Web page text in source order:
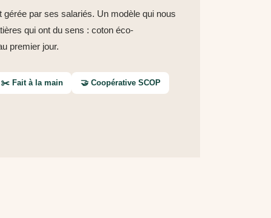
par ses salariés. Un modèle qui nous
qui ont du sens : coton éco-
premier jour.
✂️ Fait à la main 🤝 Coopérative SCOP